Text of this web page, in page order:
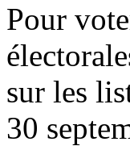
Pour
sur les
30